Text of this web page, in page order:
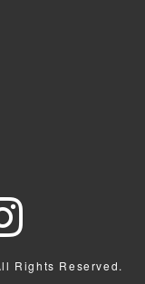
Rights Reserved.